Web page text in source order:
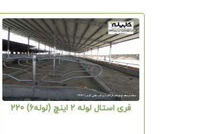
فری استال لوله 2 اینچ (لوله6) 220